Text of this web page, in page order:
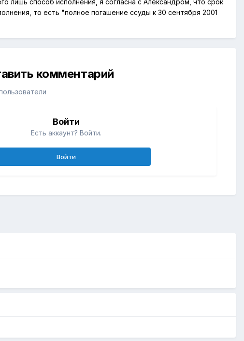
лишь способ исполнения, я согласна с Александром, что срок
то есть "полное погашение ссуды к 30 сентября 2001
комментарий
Войти
Есть аккаунт? Войти.
Войти